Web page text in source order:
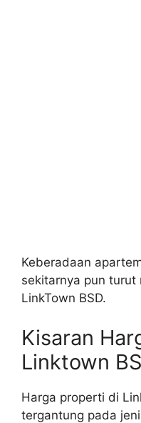
Keberadaan
sekitarnya pun
LinkTown BSD.
Kisaran
Linktown
Harga properti di
tergantung pada